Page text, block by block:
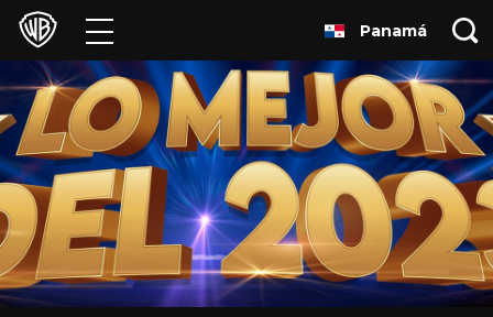
Películas
Series
Juegos y Aplicaciones
Franquicias
Colecciones
Panamá